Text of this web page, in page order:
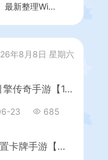
最新整理Win
年8月8日 星期六
XO三端引擎传奇手游【1.80龙腾盛世合击】最新整理Win系服务端+PC安卓苹果三端+加密工具+详细搭建教程
23 685
二次元放置卡牌手游【斗罗之光】最新整理Linux本地学习手工服务端+安卓+GM授权后台+详细搭建教程